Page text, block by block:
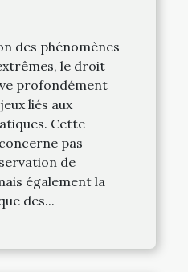
?
des phénomènes
le droit
profondément
liés aux
Cette
pas
de
également la
des...